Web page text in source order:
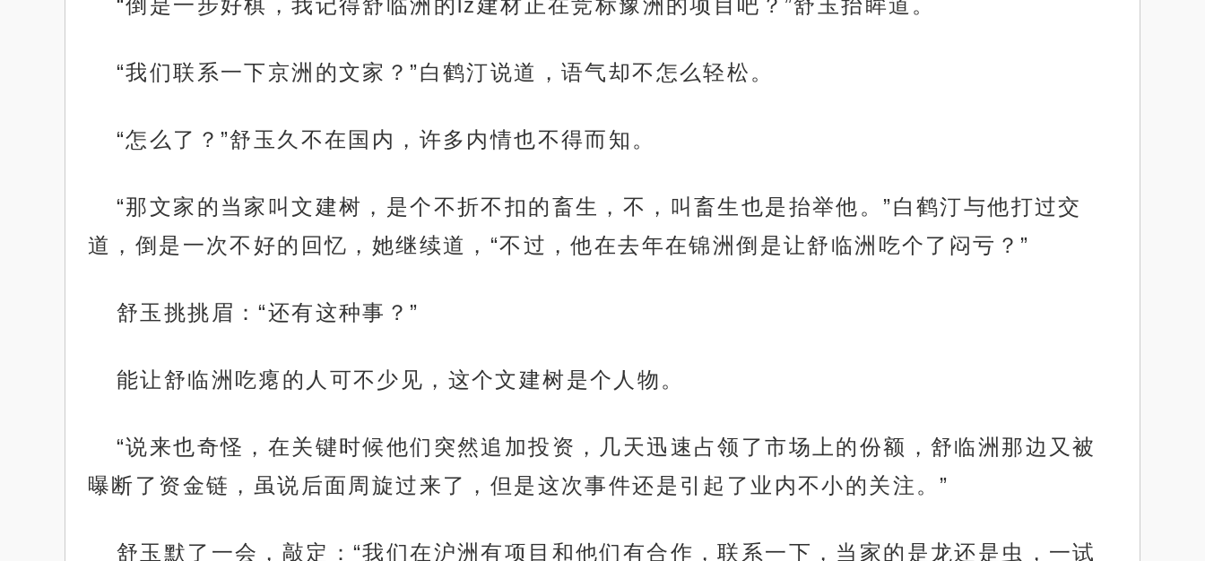
“倒是一步好棋，我记得舒临洲的lz建材正在竞标豫洲的项目吧？”舒玉抬眸道。
“我们联系一下京洲的文家？”白鹤汀说道，语气却不怎么轻松。
“怎么了？”舒玉久不在国内，许多内情也不得而知。
“那文家的当家叫文建树，是个不折不扣的畜生，不，叫畜生也是抬举他。”白鹤汀与他打过交
道，倒是一次不好的回忆，她继续道，“不过，他在去年在锦洲倒是让舒临洲吃个了闷亏？”
舒玉挑挑眉：“还有这种事？”
能让舒临洲吃瘪的人可不少见，这个文建树是个人物。
“说来也奇怪，在关键时候他们突然追加投资，几天迅速占领了市场上的份额，舒临洲那边又被
曝断了资金链，虽说后面周旋过来了，但是这次事件还是引起了业内不小的关注。”
舒玉默了一会，敲定：“我们在沪洲有项目和他们有合作，联系一下，当家的是龙还是虫，一试